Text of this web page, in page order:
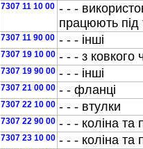
7307 11 10 00 - - -
працюють пiд
7307 11 90 00 - - - iншi
7307 19 10 00 - - - з ковкого
7307 19 90 00 - - - iншi
7307 21 00 00 - - фланцi
7307 22 10 00 - - - втулки
7307 22 90 00 - - - колiна та
7307 23 10 00 - - - колiна та